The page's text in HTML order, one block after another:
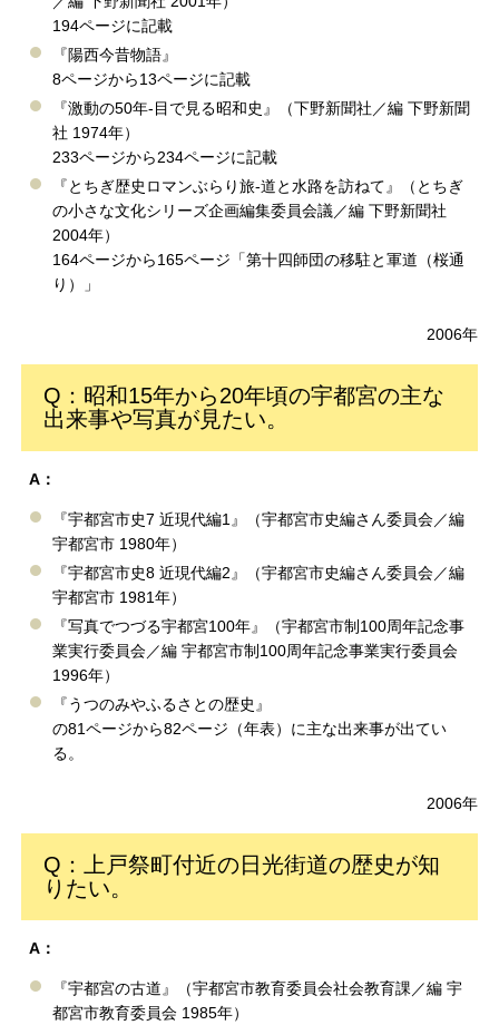
194ページに記載
『陽西今昔物語』
8ページから13ページに記載
『激動の50年-目で見る昭和史』（下野新聞社／編 下野新聞
社 1974年）
233ページから234ページに記載
『とちぎ歴史ロマンぶらり旅-道と水路を訪ねて』（とちぎ
の小さな文化シリーズ企画編集委員会議／編 下野新聞社
2004年）
164ページから165ページ「第十四師団の移駐と軍道（桜通
り）」
2006年
Q：昭和15年から20年頃の宇都宮の主な
出来事や写真が見たい。
A：
『宇都宮市史7 近現代編1』（宇都宮市史編さん委員会／編
宇都宮市 1980年）
『宇都宮市史8 近現代編2』（宇都宮市史編さん委員会／編
宇都宮市 1981年）
『写真でつづる宇都宮100年』（宇都宮市制100周年記念事
業実行委員会／編 宇都宮市制100周年記念事業実行委員会
1996年）
『うつのみやふるさとの歴史』
の81ページから82ページ（年表）に主な出来事が出てい
る。
2006年
Q：上戸祭町付近の日光街道の歴史が知
りたい。
A：
『宇都宮の古道』（宇都宮市教育委員会社会教育課／編 宇
都宮市教育委員会 1985年）